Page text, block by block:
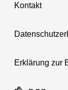
Kontakt
Erklärung zur